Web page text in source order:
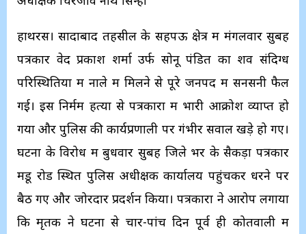
हाथरस। सादाबाद तहसील के सहपऊ क्षेत्र में मंगलवार सुबह
पत्रकार वेद प्रकाश शर्मा उर्फ सोनू पंडित का शव संदिग्ध
परिस्थितियों में नाले में मिलने से पूरे जनपद में सनसनी फैल
गई। इस निर्मम हत्या से पत्रकारों में भारी आक्रोश व्याप्त हो
गया और पुलिस की कार्यप्रणाली पर गंभीर सवाल खड़े हो गए।
घटना के विरोध में बुधवार सुबह जिले भर के सैकड़ों पत्रकार
मेंडू रोड स्थित पुलिस अधीक्षक कार्यालय पहुंचकर धरने पर
बैठ गए और जोरदार प्रदर्शन किया। पत्रकारों ने आरोप लगाया
कि मृतक ने घटना से चार-पांच दिन पूर्व ही कोतवाली में